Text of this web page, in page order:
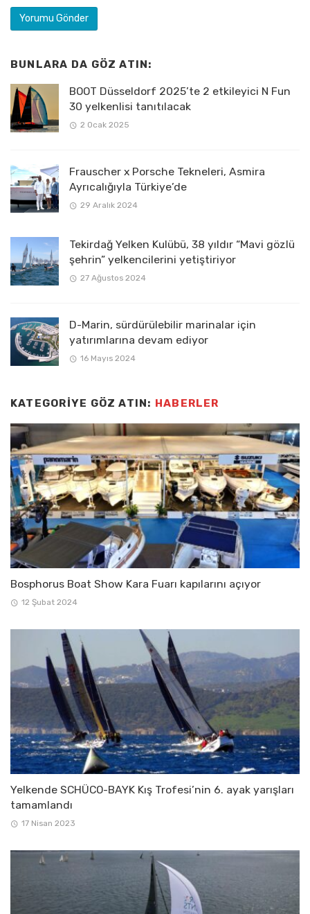
BUNLARA DA GÖZ ATIN:
BOOT Düsseldorf 2025’te 2 etkileyici N Fun
30 yelkenlisi tanıtılacak
2 Ocak 2025
Frauscher x Porsche Tekneleri, Asmira
Ayrıcalığıyla Türkiye’de
29 Aralık 2024
Tekirdağ Yelken Kulübü, 38 yıldır “Mavi gözlü
şehrin” yelkencilerini yetiştiriyor
27 Ağustos 2024
D-Marin, sürdürülebilir marinalar için
yatırımlarına devam ediyor
16 Mayıs 2024
KATEGORIYE GÖZ ATIN: HABERLER
Bosphorus Boat Show Kara Fuarı kapılarını açıyor
12 Şubat 2024
Yelkende SCHÜCO-BAYK Kış Trofesi’nin 6. ayak yarışları
tamamlandı
17 Nisan 2023